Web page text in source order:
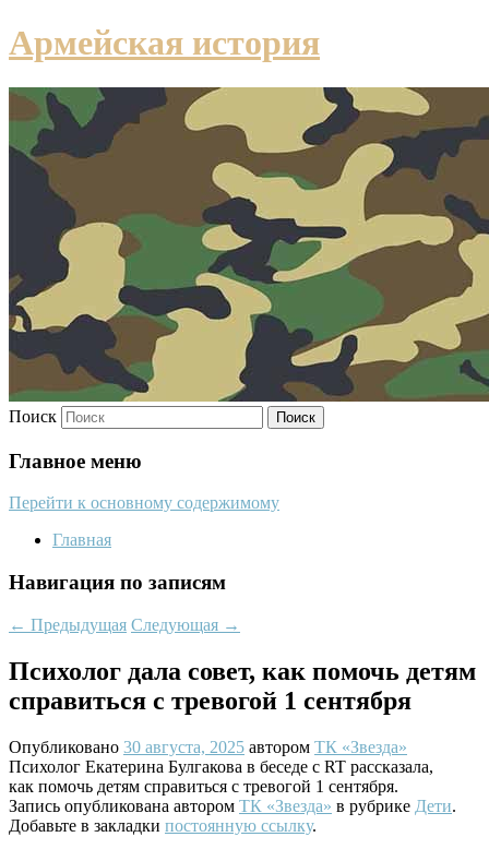
Армейская история
Поиск
Главное меню
Перейти к основному содержимому
Главная
Навигация по записям
← Предыдущая Следующая →
Психолог дала совет, как помочь детям
справиться с тревогой 1 сентября
Опубликовано 30 августа, 2025 автором ТК «Звезда»
Психолог Екатерина Булгакова в беседе с RT рассказала,
как помочь детям справиться с тревогой 1 сентября.
Запись опубликована автором ТК «Звезда» в рубрике Дети.
Добавьте в закладки постоянную ссылку.